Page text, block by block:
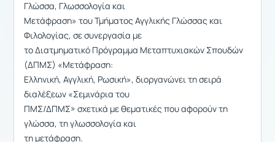
Γλώσσα, Γλωσσολογία και
Μετάφραση» του Τμήματος Αγγλικής Γλώσσας και
Φιλολογίας, σε συνεργασία με
το Διατμηματικό Πρόγραμμα Μεταπτυχιακών Σπουδών
(ΔΠΜΣ) «Μετάφραση:
Ελληνική, Αγγλική, Ρωσική», διοργανώνει τη σειρά
διαλέξεων «Σεμινάρια του
ΠΜΣ/ΔΠΜΣ» σχετικά με θεματικές που αφορούν τη
γλώσσα, τη γλωσσολογία και
τη μετάφραση.